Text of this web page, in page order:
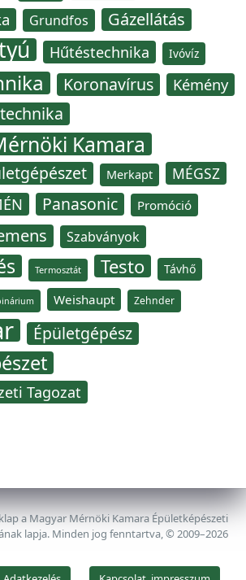
Grundfos Gázellátás
Hűtéstechnika Ivóvíz
Koronavírus Kémény
Kamara
Merkapt MÉGSZ
Panasonic Promóció
Szabványok
Termosztát Testo Távhő
Weishaupt Zehnder
Épületgépész
Tagozat
a Magyar Mérnöki Kamara Épületképészeti
lapja. Minden jog fenntartva, © 2009–2026